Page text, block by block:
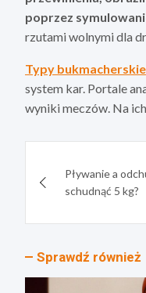
poprzez
rzutami wolnymi dla
Typy bukmacherskie
system kar. Portale
wyniki meczów. Na
wpisuPływanie a
schudnąć 5 kg?
Sprawdź również